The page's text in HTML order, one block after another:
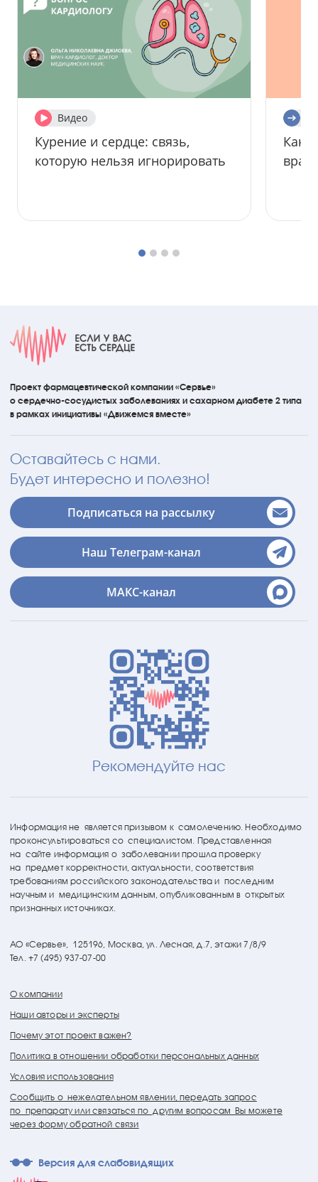
Видео
Курение и сердце: связь,
которую нельзя игнорировать
Как
Проект фармацевтической компании «Сервье»
о сердечно-сосудистых заболеваниях и сахарном диабете 2 типа
в рамках инициативы «Движемся вместе»
Оставайтесь с нами.
Будет интересно и полезно!
Подписаться на рассылку
Наш Телеграм-канал
МАКС-канал
О компании
Наши авторы и эксперты
Почему этот проект важен?
Политика в отношении обработки персональных данных
Условия использования
Сообщить о нежелательном явлении, передать запрос
по препарату или связаться по другим вопросам Вы можете
через форму обратной связи
АО «Сервье», 125196, Москва, ул. Лесная, д.7, этажи 7/8/9
Тел. +7 (495) 937-07-00
Версия для слабовидящих
Информация не является призывом к самолечению. Необходимо
проконсультироваться со специалистом. Представленная
на сайте информация о заболевании прошла проверку
на предмет корректности, актуальности, соответствия
требованиям российского законодательства и последним
научным и медицинским данным, опубликованным в открытых
признанных источниках.
Рекомендуйте нас